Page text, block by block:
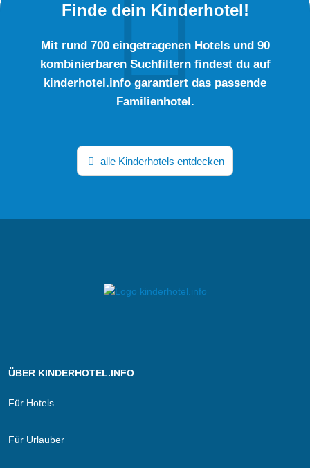
Finde dein Kinderhotel!
Mit rund 700 eingetragenen Hotels und 90
kombinierbaren Suchfiltern findest du auf
kinderhotel.info garantiert das passende
Familienhotel.
alle Kinderhotels entdecken
ÜBER KINDERHOTEL.INFO
Für Hotels
Für Urlauber